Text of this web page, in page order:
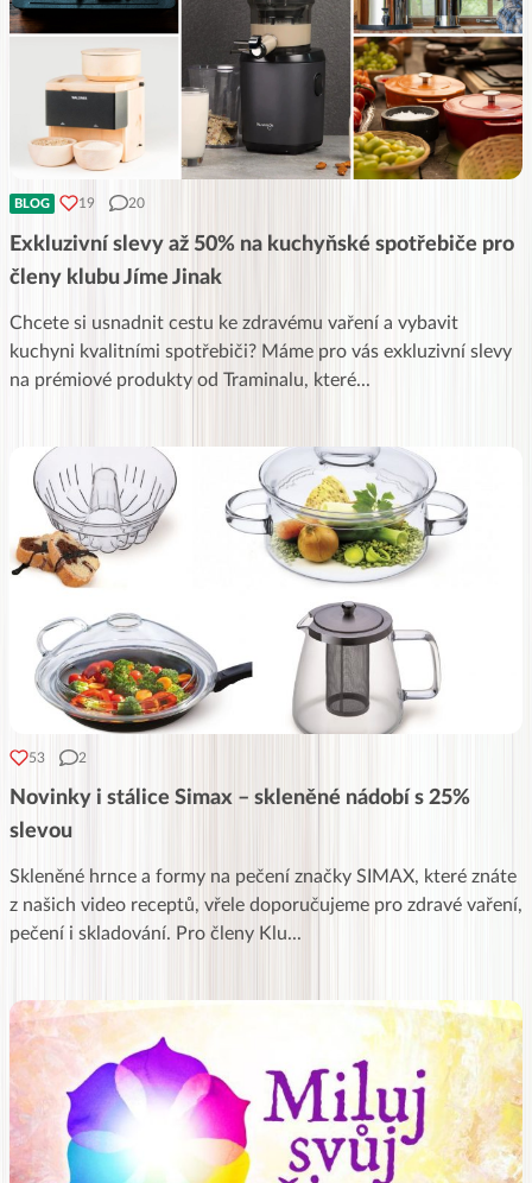
BLOG 19 20
Exkluzivní slevy až 50% na kuchyňské spotřebiče pro
členy klubu Jíme Jinak
Chcete si usnadnit cestu ke zdravému vaření a vybavit
kuchyni kvalitními spotřebiči? Máme pro vás exkluzivní slevy
na prémiové produkty od Traminalu, které...
53 2
Novinky i stálice Simax – skleněné nádobí s 25%
slevou
Skleněné hrnce a formy na pečení značky SIMAX, které znáte
z našich video receptů, vřele doporučujeme pro zdravé vaření,
pečení i skladování. Pro členy Klu...